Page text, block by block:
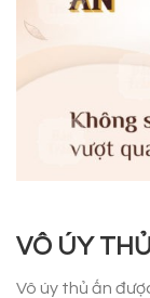
VÔ ÚY
Vô úy thủ ấn